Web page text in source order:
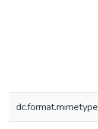
dc.format.mimetype